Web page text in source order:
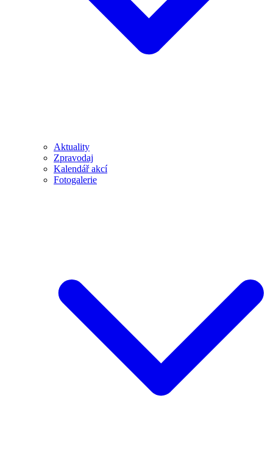
Aktuality
Zpravodaj
Kalendář akcí
Fotogalerie